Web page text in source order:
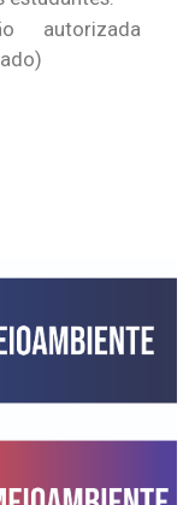
autorizada